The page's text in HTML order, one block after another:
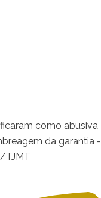
como abusiva
da garantia -
TJMT